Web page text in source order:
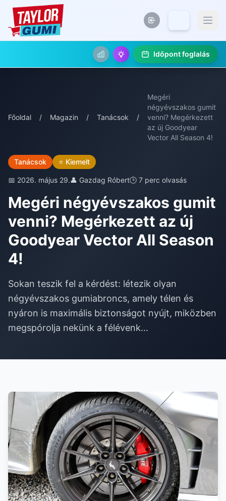
Időpont foglalás
Főoldal / Magazin / Tanácsok /
Megéri
négyévszakos gumit
venni? Megérkezett
az új Goodyear
Vector All Season 4!
Tanácsok ⭐ Kiemelt
📅 2026. május 29.👤 Gazdag Róbert🕒 7 perc olvasás
Megéri négyévszakos gumit
venni? Megérkezett az új
Goodyear Vector All Season
4!
Sokan teszik fel a kérdést: létezik olyan
négyévszakos gumiabroncs, amely télen és
nyáron is maximális biztonságot nyújt, miközben
megspórolja nekünk a félévenk...